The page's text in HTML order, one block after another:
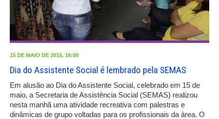
15 DE MAIO DE 2015, 16:00
Dia do Assistente Social é lembrado pela SEMAS
Em alusão ao Dia do Assistente Social, celebrado em 15 de
maio, a Secretaria de Assistência Social (SEMAS) realizou
nesta manhã uma atividade recreativa com palestras e
dinâmicas de grupo voltadas para os profissionais da área. O